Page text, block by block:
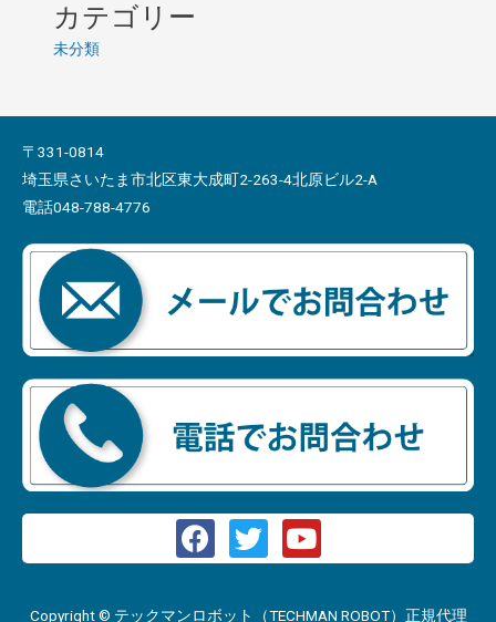
カテゴリー
未分類
〒331-0814
埼玉県さいたま市北区東大成町2-263-4北原ビル2-A
電話048-788-4776
Copyright © テックマンロボット（TECHMAN ROBOT）正規代理